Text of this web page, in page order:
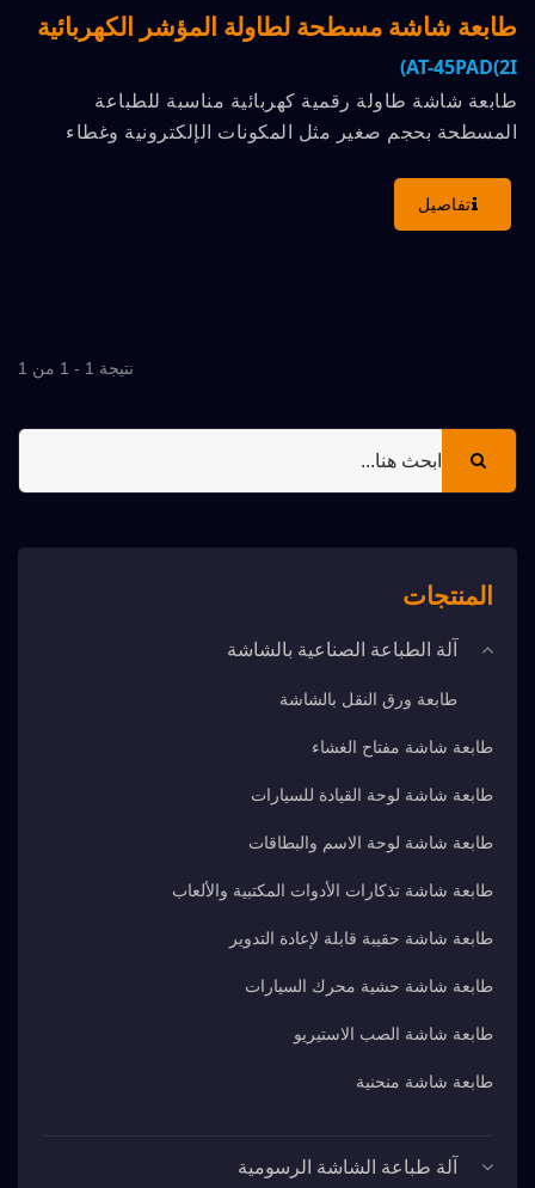
طابعة شاشة مسطحة لطاولة المؤشر الكهربائية
AT-45PAD(2I)
طابعة شاشة طاولة رقمية كهربائية مناسبة للطباعة
المسطحة بحجم صغير مثل المكونات الإلكترونية وغطاء
تفاصيل
نتيجة 1 - 1 من 1
المنتجات
آلة الطباعة الصناعية بالشاشة
طابعة ورق النقل بالشاشة
طابعة شاشة مفتاح الغشاء
طابعة شاشة لوحة القيادة للسيارات
طابعة شاشة لوحة الاسم والبطاقات
طابعة شاشة تذكارات الأدوات المكتبية والألعاب
طابعة شاشة حقيبة قابلة لإعادة التدوير
طابعة شاشة حشية محرك السيارات
طابعة شاشة الصب الاستيريو
طابعة شاشة منحنية
آلة طباعة الشاشة الرسومية